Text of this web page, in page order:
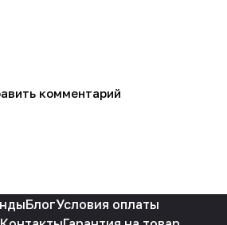
комментарий
БлогУсловия оплаты